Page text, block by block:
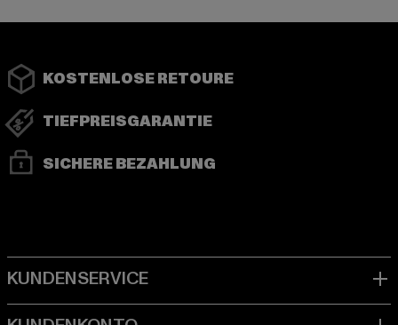
KOSTENLOSE RETOURE
TIEFPREISGARANTIE
SICHERE BEZAHLUNG